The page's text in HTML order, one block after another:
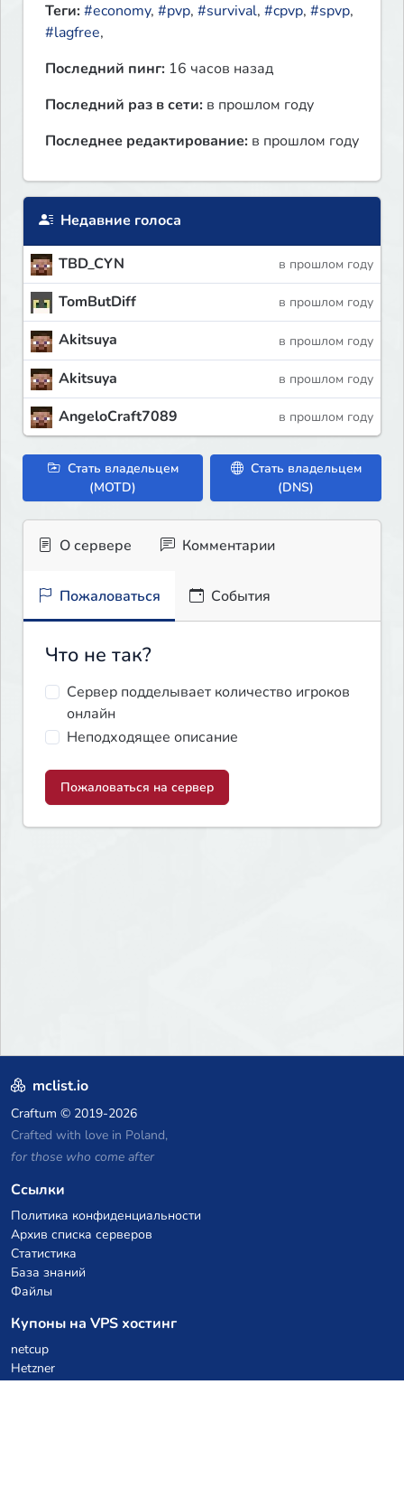
Теги:#economy, #pvp, #survival, #cpvp, #spvp,
#lagfree,
Последний пинг: 16 часов назад
Последний раз в сети: в прошлом году
Последнее редактирование: в прошлом году
Недавние голоса
TBD_CYN в прошлом году
TomButDiff в прошлом году
Akitsuya в прошлом году
Akitsuya в прошлом году
AngeloCraft7089 в прошлом году
Стать владельцем
(MOTD)
Стать владельцем
(DNS)
О сервере Комментарии
Пожаловаться События
Что не так?
Сервер подделывает количество игроков
онлайн
Неподходящее описание
Пожаловаться на сервер
mclist.io
Craftum © 2019-2026
Crafted with love in Poland,
for those who come after
Ссылки
Политика конфиденциальности
Архив списка серверов
Статистика
База знаний
Файлы
Купоны на VPS хостинг
netcup
Hetzner